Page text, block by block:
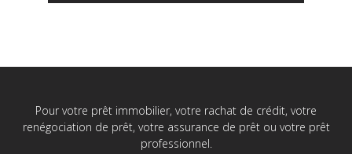
Pour votre prêt immobilier, votre rachat de crédit, votre
renégociation de prêt, votre assurance de prêt ou votre prêt
professionnel.